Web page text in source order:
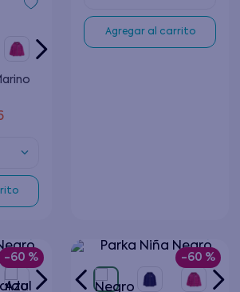
Agregar al carrito
-60 % -60 %